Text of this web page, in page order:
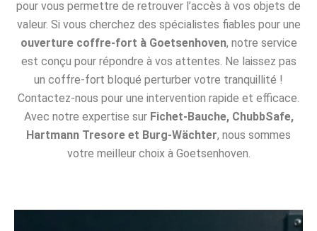
pour vous permettre de retrouver l’accès à vos objets de
valeur. Si vous cherchez des spécialistes fiables pour une
ouverture coffre-fort à Goetsenhoven, notre service
est conçu pour répondre à vos attentes. Ne laissez pas
un coffre-fort bloqué perturber votre tranquillité !
Contactez-nous pour une intervention rapide et efficace.
Avec notre expertise sur Fichet-Bauche, ChubbSafe,
Hartmann Tresore et Burg-Wächter, nous sommes
votre meilleur choix à Goetsenhoven.